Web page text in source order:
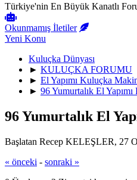
Türkiye'nin En Büyük Kanatlı
Okunmamış İletiler
Yeni Konu
Kuluçka Dünyası
► KULUÇKA FORUMU
► El Yapımı Kuluçka
► 96 Yumurtalık El
96 Yumurtalık El
Başlatan Recep KELEŞLER, 27
« önceki - sonraki »